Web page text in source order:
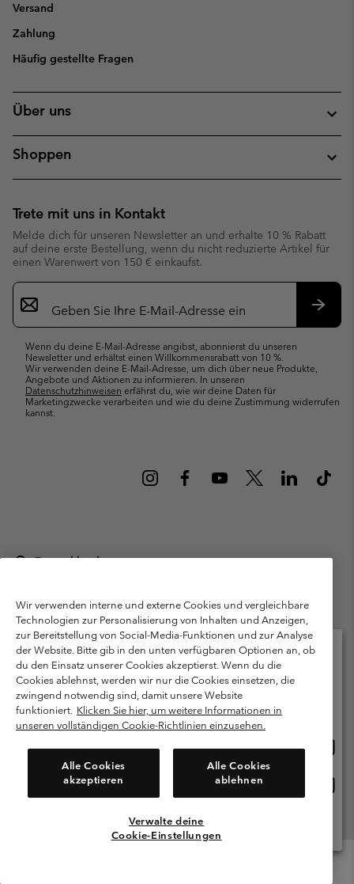
Versand
Zahlung
Häufig gestellte Fragen
Über uns
Shoppen
Trete mit uns in Kontakt
Melde dich für unseren Newsletter an und erhalte 10 % Rabatt
auf deine erste Bestellung, wenn du nicht reduzierte Artikel für
einen Warenwert von 150 € einkaufst.
Newsletter-
Anmeldung
Wenn du deine E-Mail-Adresse angibst, abonnierst du unseren
Newsletter und erhältst einen Willkommensrabatt von 10 %.
Wir verwenden deine E-Mail-Adresse, um dich über neue Produkte,
Angebote und Aktionen zu informieren. In unseren
Datenschutzhinweisen erfährst du, wie wir deine Daten für
Marketingzwecke verarbeiten und wie du deine Zustimmung widerrufen
kannst.
Deutschland
München Deutschland. Alle Rechte vorbehalten.
Nutzungsbedingungen
Allgemeine Verkaufsbedingungen
Garantie
Datenschutzerklärung
Bestimmungen und Bedingungen des Mitglieder Programms
Nutzungsbedingungen Für Nutzergenerierte Inhalte
Cookies
Public CBCR
Kundenservice: Mo- Fr. 9:00 - 13:00 & 14:00- 18:00 Uhr
(+)498912081004
Wir verwenden interne und externe Cookies und vergleichbare
Technologien zur Personalisierung von Inhalten und Anzeigen,
zur Bereitstellung von Social-Media-Funktionen und zur Analyse
der Website. Bitte gib in den unten verfügbaren Optionen an, ob
du den Einsatz unserer Cookies akzeptierst. Wenn du die
Cookies ablehnst, werden wir nur die Cookies einsetzen, die
zwingend notwendig sind, damit unsere Website
funktioniert. Klicken Sie hier, um weitere Informationen in
unseren vollständigen Cookie-Richtlinien einzusehen.
Alle Cookies
akzeptieren
Alle Cookies
ablehnen
Verwalte deine
Cookie-Einstellungen
Bitte wählen Sie Ihr Lieferland und Ihre Sprache
Online-Einkauf verfügbar
Deutschland
Alle Länder Anzeigen